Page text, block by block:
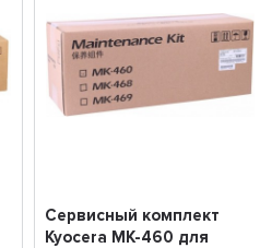
Сервисный комплект
Kyocera MK-460 для